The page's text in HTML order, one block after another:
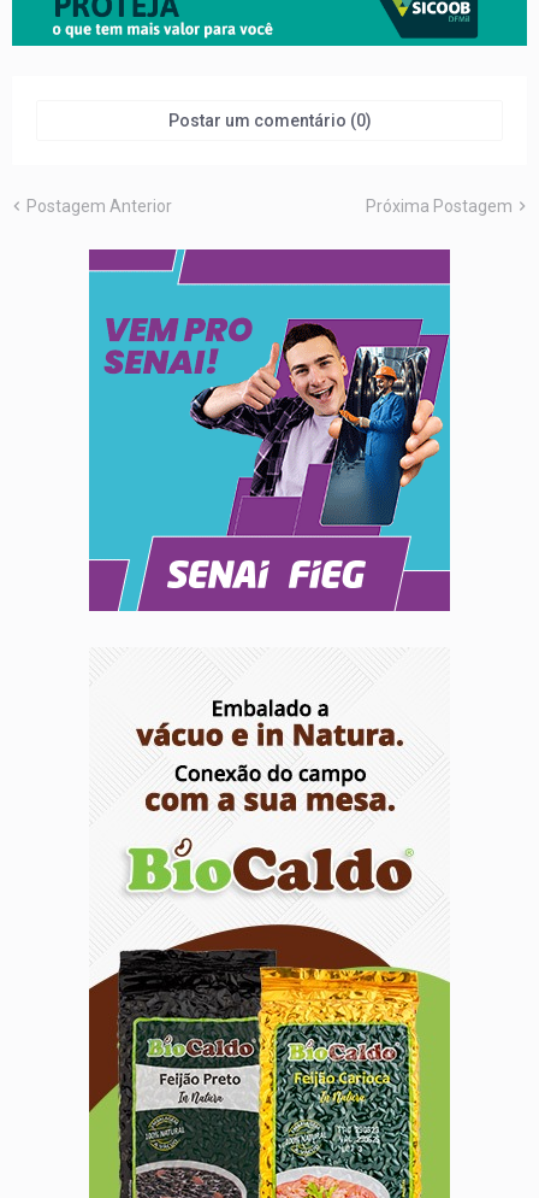
Postar um comentário (0)
Postagem Anterior Próxima Postagem